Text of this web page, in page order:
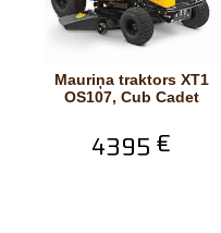
Mauriņa traktors XT1
OS107, Cub Cadet
4395 €